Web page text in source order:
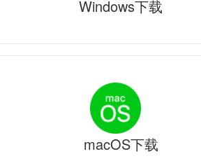
Windows下载
macOS下载